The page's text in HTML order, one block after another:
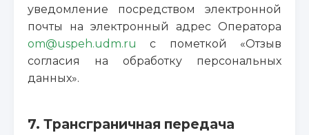
уведомление посредством электронной
почты на электронный адрес Оператора
om@uspeh.udm.ru
с пометкой «Отзыв
согласия на обработку персональных
данных».
7. Трансграничная передача